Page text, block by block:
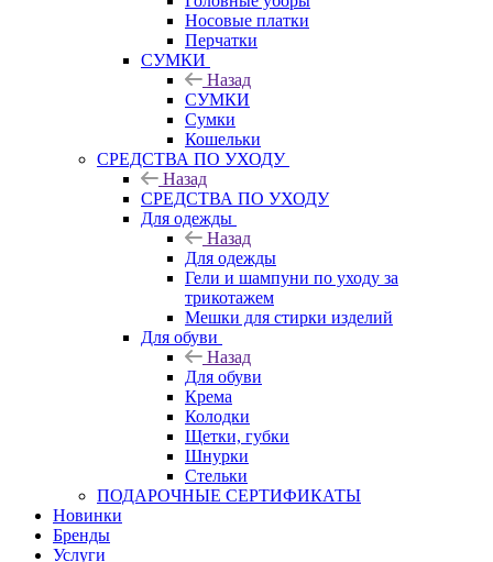
Носовые платки
Перчатки
СУМКИ
Назад
СУМКИ
Сумки
Кошельки
CРЕДСТВА ПО УХОДУ
Назад
CРЕДСТВА ПО УХОДУ
Для одежды
Назад
Для одежды
Гели и шампуни по уходу за
трикотажем
Мешки для стирки изделий
Для обуви
Назад
Для обуви
Крема
Колодки
Щетки, губки
Шнурки
Стельки
ПОДАРОЧНЫЕ СЕРТИФИКАТЫ
Новинки
Бренды
Услуги